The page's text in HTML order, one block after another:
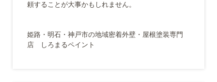
頼することが大事かもしれません。
姫路・明石・神戸市の地域密着外壁・屋根塗装専門
店 しろまるペイント